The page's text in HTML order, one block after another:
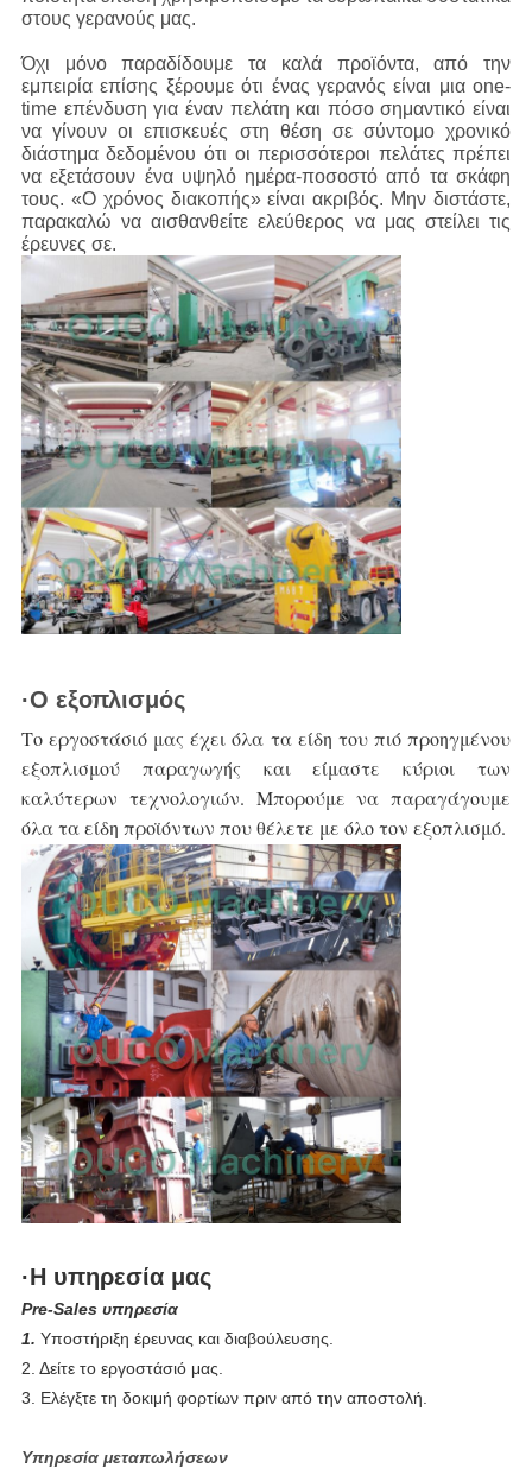
στους γερανούς μας.
Όχι μόνο παραδίδουμε τα καλά προϊόντα, από την
εμπειρία επίσης ξέρουμε ότι ένας γερανός είναι μια one-
time επένδυση για έναν πελάτη και πόσο σημαντικό είναι
να γίνουν οι επισκευές στη θέση σε σύντομο χρονικό
διάστημα δεδομένου ότι οι περισσότεροι πελάτες πρέπει
να εξετάσουν ένα υψηλό ημέρα-ποσοστό από τα σκάφη
τους. «Ο χρόνος διακοπής» είναι ακριβός. Μην διστάστε,
παρακαλώ να αισθανθείτε ελεύθερος να μας στείλει τις
έρευνες σε.
·Ο εξοπλισμός
Το εργοστάσιό μας έχει όλα τα είδη του πιό προηγμένου
εξοπλισμού παραγωγής και είμαστε κύριοι των
καλύτερων τεχνολογιών. Μπορούμε να παραγάγουμε
όλα τα είδη προϊόντων που θέλετε με όλο τον εξοπλισμό.
·Η υπηρεσία μας
Pre-Sales υπηρεσία
1. Υποστήριξη έρευνας και διαβούλευσης.
2. Δείτε το εργοστάσιό μας.
3. Ελέγξτε τη δοκιμή φορτίων πριν από την αποστολή.
Υπηρεσία μεταπωλήσεων